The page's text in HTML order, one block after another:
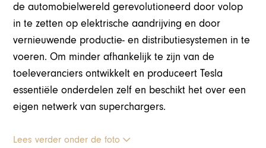
de automobielwereld gerevolutioneerd door volop
in te zetten op elektrische aandrijving en door
vernieuwende productie- en distributiesystemen in te
voeren. Om minder afhankelijk te zijn van de
toeleveranciers ontwikkelt en produceert Tesla
essentiële onderdelen zelf en beschikt het over een
eigen netwerk van superchargers.
Lees verder onder de foto